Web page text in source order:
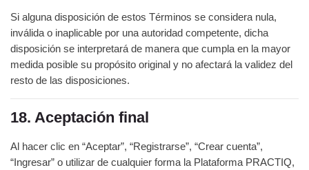
Si alguna disposición de estos Términos se considera nula,
inválida o inaplicable por una autoridad competente, dicha
disposición se interpretará de manera que cumpla en la mayor
medida posible su propósito original y no afectará la validez del
resto de las disposiciones.
18. Aceptación final
Al hacer clic en “Aceptar”, “Registrarse”, “Crear cuenta”,
“Ingresar” o utilizar de cualquier forma la Plataforma PRACTIQ,